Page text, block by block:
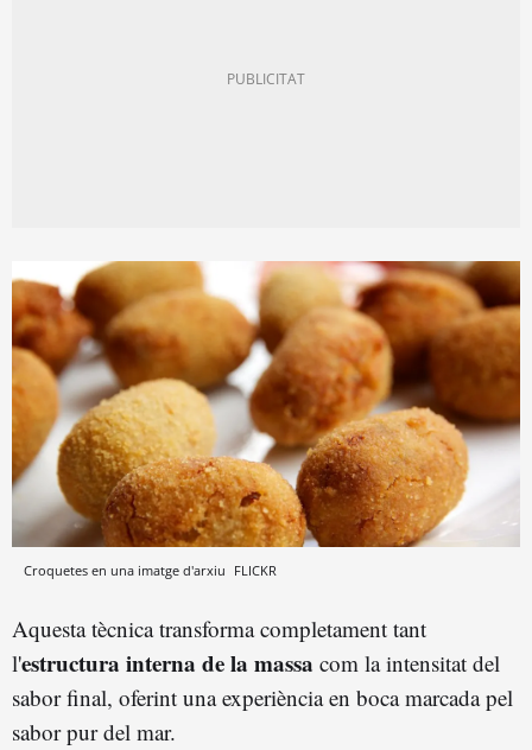
Croquetes en una imatge d'arxiu FLICKR
Aquesta tècnica transforma completament tant
l'estructura interna de la massa com la intensitat del
sabor final, oferint una experiència en boca marcada pel
sabor pur del mar.